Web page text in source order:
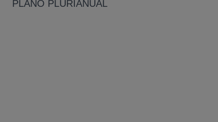
PLANO PLURIANUAL